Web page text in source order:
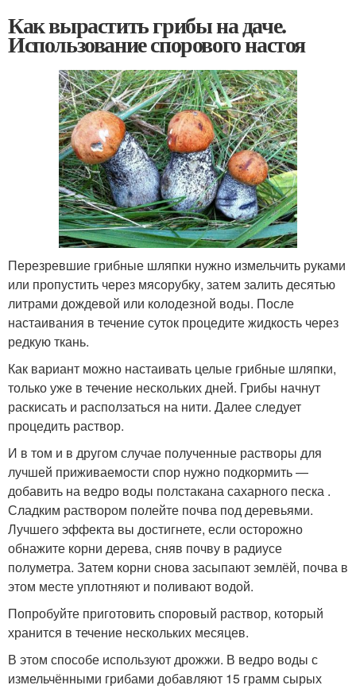
Как вырастить грибы на даче.
Использование спорового настоя
Перезревшие грибные шляпки нужно измельчить руками
или пропустить через мясорубку, затем залить десятью
литрами дождевой или колодезной воды. После
настаивания в течение суток процедите жидкость через
редкую ткань.
Как вариант можно настаивать целые грибные шляпки,
только уже в течение нескольких дней. Грибы начнут
раскисать и расползаться на нити. Далее следует
процедить раствор.
И в том и в другом случае полученные растворы для
лучшей приживаемости спор нужно подкормить —
добавить на ведро воды полстакана сахарного песка .
Сладким раствором полейте почва под деревьями.
Лучшего эффекта вы достигнете, если осторожно
обнажите корни дерева, сняв почву в радиусе
полуметра. Затем корни снова засыпают землёй, почва в
этом месте уплотняют и поливают водой.
Попробуйте приготовить споровый раствор, который
хранится в течение нескольких месяцев.
В этом способе используют дрожжи. В ведро воды с
измельчёнными грибами добавляют 15 грамм сырых